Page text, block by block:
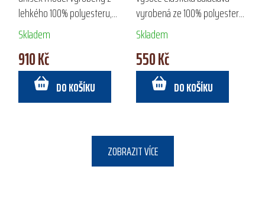
lehkého 100% polyesteru,
který zajišťuje vysokou
prodyšnost. Díky laserem
vyřezávaným otvorům na
bočních panelech a
vnitřnímu...
Skladem
910 Kč
DO KOŠÍKU
vyrobená ze 100% polyesteru,
která poskytuje skvělý
komfort a ochranu hlavy.
Ideální pro outdoorové
aktivity v chladném...
Skladem
550 Kč
DO KOŠÍKU
ZOBRAZIT VÍCE